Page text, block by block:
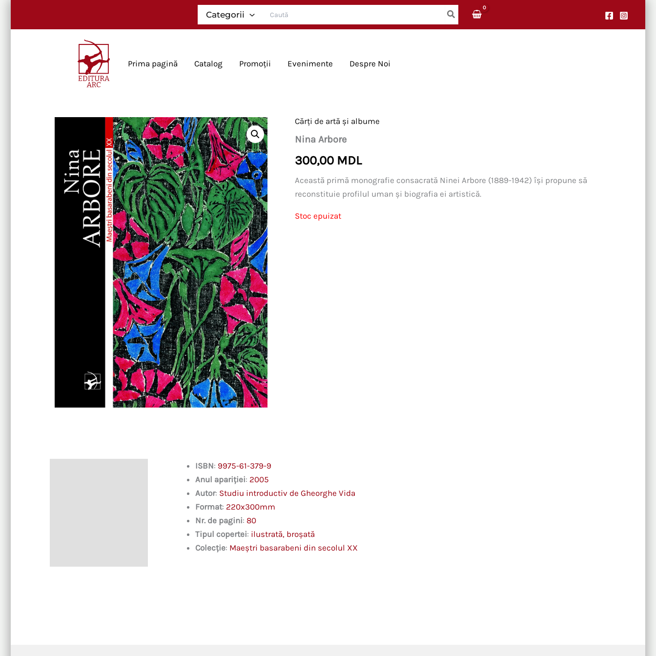
Categorii
for:
Prima pagină Catalog Promoții Evenimente Despre Noi
Cărți de artă și albume
Nina Arbore
300,00 MDL
Această primă monografie consacrată Ninei Arbore (1889-1942) îşi propune să
reconstituie profilul uman şi biografia ei artistică.
Stoc epuizat
ISBN: 9975-61-379-9
Anul apariției: 2005
Autor: Studiu introductiv de Gheorghe Vida
Format: 220x300mm
Nr. de pagini: 80
Tipul copertei: ilustrată, broşată
Colecție: Maeştri basarabeni din secolul XX